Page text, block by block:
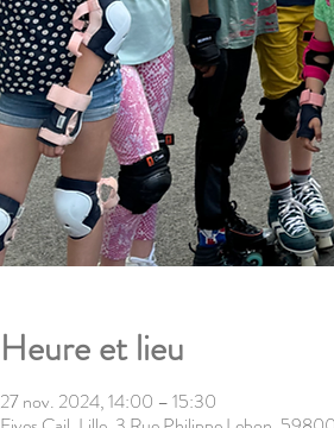
Heure et lieu
27 nov. 2024, 14:00 – 15:30